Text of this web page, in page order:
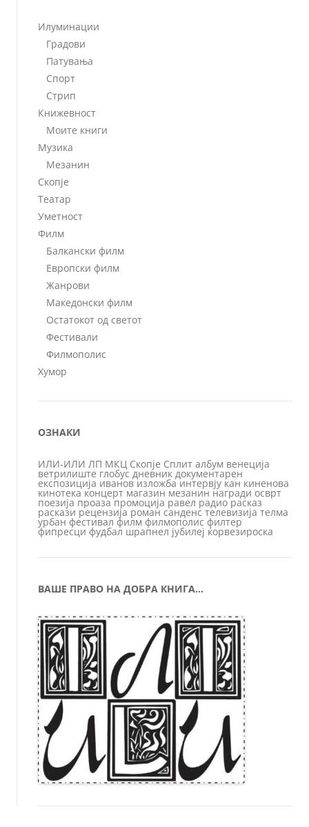
Илуминации
Градови
Патувања
Спорт
Стрип
Книжевност
Моите книги
Музика
Мезанин
Скопје
Театар
Уметност
Филм
Балкански филм
Европски филм
Жанрови
Македонски филм
Остатокот од светот
Фестивали
Филмополис
Хумор
ОЗНАКИ
ИЛИ-ИЛИ ЛП МКЦ Скопје Сплит албум венеција
ветрилиште глобус дневник документарен
експозиција иванов изложба интервју кан киненова
кинотека концерт магазин мезанин награди осврт
поезија проаза промоција равел радио расказ
раскази рецензија роман санденс телевизија телма
урбан фестивал филм филмополис филтер
фипресци фудбал шрапнел јубилеј ќорвезироска
ВАШЕ ПРАВО НА ДОБРА КНИГА…